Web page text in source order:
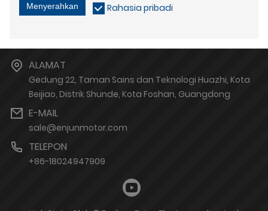
Menyerahkan Rahasia pribadi
ALAMAT
Gedung 22, Taman Sains dan Teknologi Huazhi, Kota
Beijiao, Distrik Shunde, Kota Foshan, Guangdong
E-MAIL
sale@enjunmotor.com
TELEPON
+86-18024947909